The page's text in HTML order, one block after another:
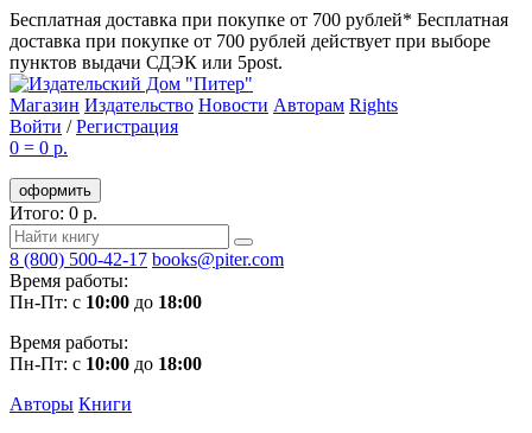
Бесплатная доставка при покупке от 700 рублей* Бесплатная
доставка при покупке от 700 рублей действует при выборе
пунктов выдачи СДЭК или 5post.
Магазин Издательство Новости Авторам Rights
Войти /Регистрация
0 = 0 р.
оформить
Итого: 0 р.
8 (800) 500-42-17 books@piter.com
Время работы:
Пн-Пт: с 10:00 до 18:00
Время работы:
Пн-Пт: с 10:00 до 18:00
Авторы Книги